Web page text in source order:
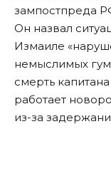
зампостпреда
Он назвал
Измаиле
немыслимых
смерть
работает
из-за